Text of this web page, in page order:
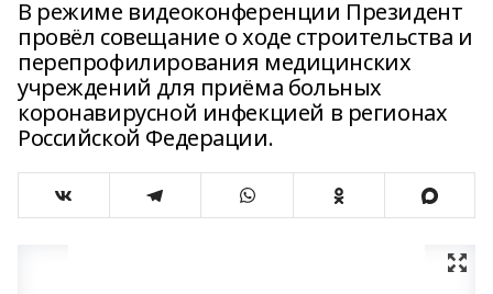
В режиме видеоконференции Президент
провёл совещание о ходе строительства и
перепрофилирования медицинских
учреждений для приёма больных
коронавирусной инфекцией в регионах
Российской Федерации.